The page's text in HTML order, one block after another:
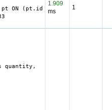
pt ON (pt.id_tag = t.id_tag)
1.909
ms
1
quantity,